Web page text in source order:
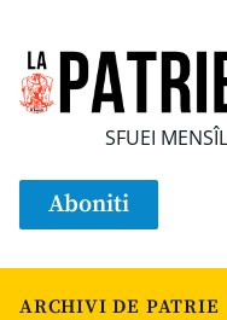
SFUEI
Aboniti
ARCHIVI DE PATRIE